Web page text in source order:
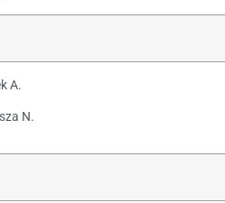
A.
N.